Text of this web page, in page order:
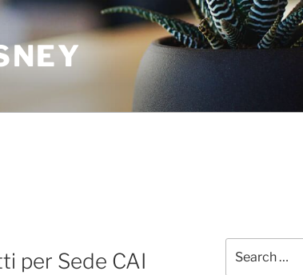
per Sede CAI
for: